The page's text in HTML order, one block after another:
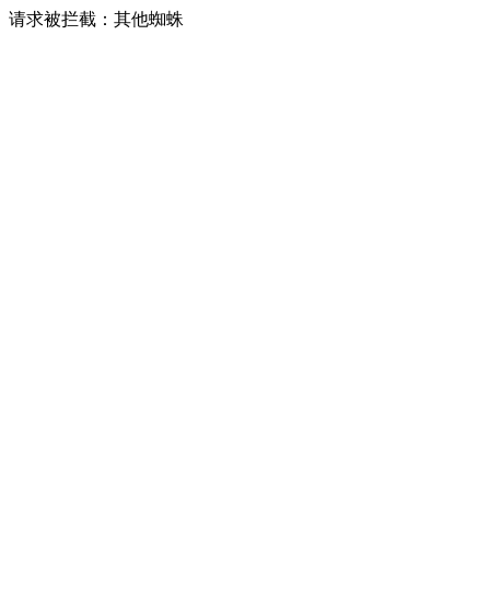
请求被拦截：其他蜘蛛